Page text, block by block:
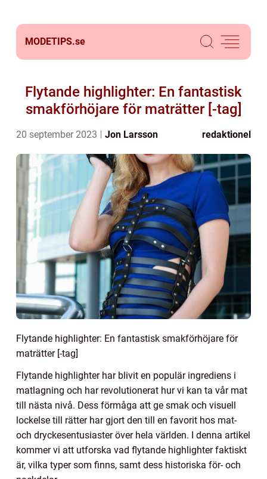
MODETIPS.se
Flytande highlighter: En fantastisk
smakförhöjare för maträtter [-tag]
20 september 2023 Jon Larsson redaktionel
Flytande highlighter: En fantastisk smakförhöjare för
maträtter [-tag]
Flytande highlighter har blivit en populär ingrediens i
matlagning och har revolutionerat hur vi kan ta vår mat
till nästa nivå. Dess förmåga att ge smak och visuell
lockelse till rätter har gjort den till en favorit hos mat-
och dryckesentusiaster över hela världen. I denna artikel
kommer vi att utforska vad flytande highlighter faktiskt
är, vilka typer som finns, samt dess historiska för- och